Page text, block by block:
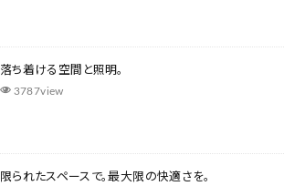
落ち着ける空間と照明。
3787view
​限られたスペースで。最大限の快適さを。